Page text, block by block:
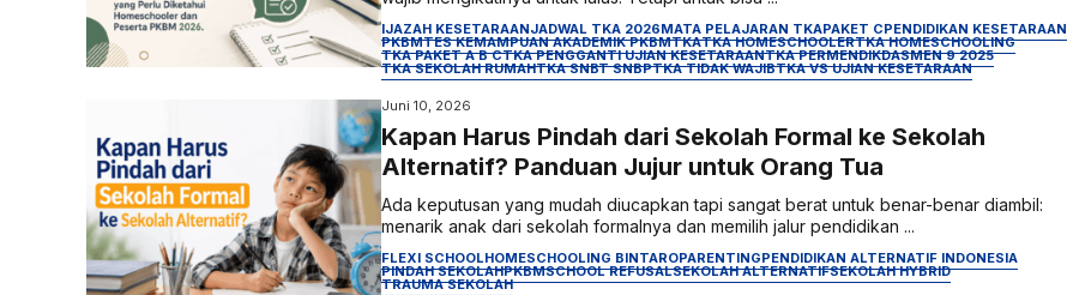
IJAZAH KESETARAANJADWAL TKA 2026MATA PELAJARAN TKAPAKET CPENDIDIKAN KESETARAAN
PKBMTES KEMAMPUAN AKADEMIK PKBMTKATKA HOMESCHOOLERTKA HOMESCHOOLING
TKA PAKET A B CTKA PENGGANTI UJIAN KESETARAANTKA PERMENDIKDASMEN 9 2025
TKA SEKOLAH RUMAHTKA SNBT SNBPTKA TIDAK WAJIBTKA VS UJIAN KESETARAAN
Juni 10, 2026
Kapan Harus Pindah dari Sekolah Formal ke Sekolah
Alternatif? Panduan Jujur untuk Orang Tua
Ada keputusan yang mudah diucapkan tapi sangat berat untuk benar-benar diambil:
menarik anak dari sekolah formalnya dan memilih jalur pendidikan ...
FLEXI SCHOOLHOMESCHOOLING BINTAROPARENTINGPENDIDIKAN ALTERNATIF INDONESIA
PINDAH SEKOLAHPKBMSCHOOL REFUSALSEKOLAH ALTERNATIFSEKOLAH HYBRID
TRAUMA SEKOLAH